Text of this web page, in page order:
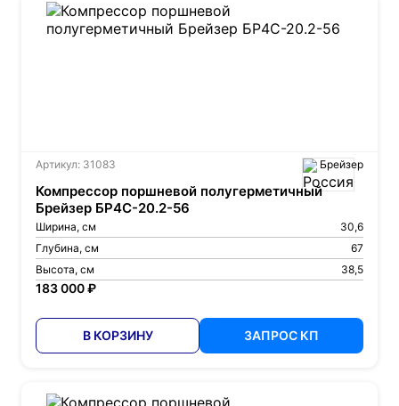
Артикул: 31083 Брейзер
Компрессор поршневой полугерметичный
Брейзер БР4С-20.2-56
Ширина, см
30,6
Глубина, см
67
Высота, см
38,5
183 000 ₽
В КОРЗИНУ ЗАПРОС КП